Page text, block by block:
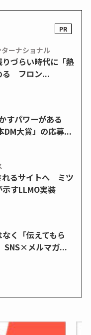
ーナショナル
づらい時代に「熱
る フロン...
すパワーがある
DM大賞」の応募...
れるサイトへ ミツ
すLLMO実装
なく「伝えてもら
SNS×メルマガ...